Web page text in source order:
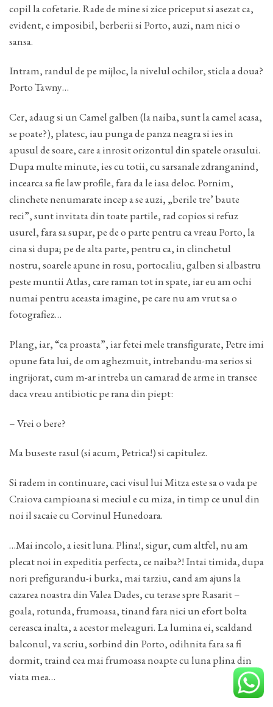
copil la cofetarie. Rade de mine si zice priceput si asezat ca,
evident, e imposibil, berberii si Porto, auzi, nam nici o
sansa.
Intram, randul de pe mijloc, la nivelul ochilor, sticla a doua?
Porto Tawny…
Cer, adaug si un Camel galben (la naiba, sunt la camel acasa,
se poate?), platesc, iau punga de panza neagra si ies in
apusul de soare, care a inrosit orizontul din spatele orasului.
Dupa multe minute, ies cu totii, cu sarsanale zdranganind,
incearca sa fie law profile, fara da le iasa deloc. Pornim,
clinchete nenumarate incep a se auzi, „berile tre’ baute
reci”, sunt invitata din toate partile, rad copios si refuz
usurel, fara sa supar, pe de o parte pentru ca vreau Porto, la
cina si dupa; pe de alta parte, pentru ca, in clinchetul
nostru, soarele apune in rosu, portocaliu, galben si albastru
peste muntii Atlas, care raman tot in spate, iar eu am ochi
numai pentru aceasta imagine, pe care nu am vrut sa o
fotografiez…
Plang, iar, “ca proasta”, iar fetei mele transfigurate, Petre imi
opune fata lui, de om aghezmuit, intrebandu-ma serios si
ingrijorat, cum m-ar intreba un camarad de arme in transee
daca vreau antibiotic pe rana din piept:
– Vrei o bere?
Ma buseste rasul (si acum, Petrica!) si capitulez.
Si radem in continuare, caci visul lui Mitza este sa o vada pe
Craiova campioana si meciul e cu miza, in timp ce unul din
noi il sacaie cu Corvinul Hunedoara.
…Mai incolo, a iesit luna. Plina!, sigur, cum altfel, nu am
plecat noi in expeditia perfecta, ce naiba?! Intai timida, dupa
nori prefigurandu-i burka, mai tarziu, cand am ajuns la
cazarea noastra din Valea Dades, cu terase spre Rasarit –
goala, rotunda, frumoasa, tinand fara nici un efort bolta
cereasca inalta, a acestor meleaguri. La lumina ei, scaldand
balconul, va scriu, sorbind din Porto, odihnita fara sa fi
dormit, traind cea mai frumoasa noapte cu luna plina din
viata mea…